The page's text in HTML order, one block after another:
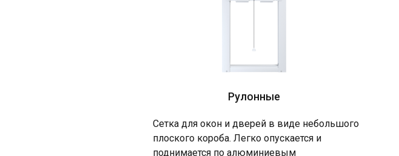
Рулонные
Сетка для окон и дверей в виде небольшого
плоского короба. Легко опускается и
поднимается по алюминиевым